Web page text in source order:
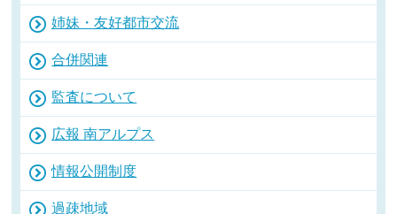
姉妹・友好都市交流
合併関連
監査について
広報 南アルプス
情報公開制度
過疎地域